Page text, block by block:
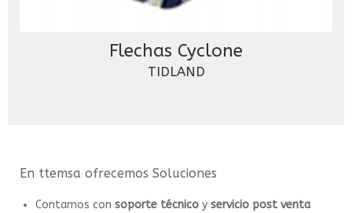
Flechas Cyclone
TIDLAND
En ttemsa ofrecemos Soluciones
Contamos con soporte técnico y servicio post venta